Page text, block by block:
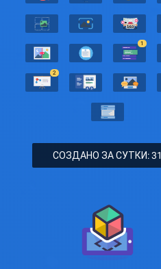
1
2
СОЗДАНО ЗА СУТКИ: 31